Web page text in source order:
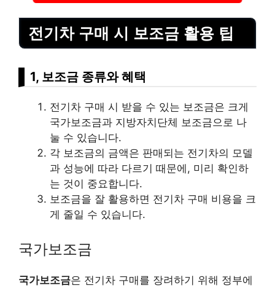
전기차 구매 시 보조금 활용 팁
1, 보조금 종류와 혜택
전기차 구매 시 받을 수 있는 보조금은 크게
국가보조금과 지방자치단체 보조금으로 나
눌 수 있습니다.
각 보조금의 금액은 판매되는 전기차의 모델
과 성능에 따라 다르기 때문에, 미리 확인하
는 것이 중요합니다.
보조금을 잘 활용하면 전기차 구매 비용을 크
게 줄일 수 있습니다.
국가보조금
국가보조금은 전기차 구매를 장려하기 위해 정부에